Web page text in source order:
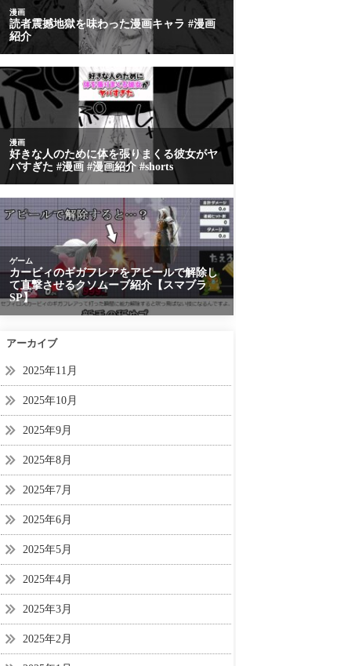
アーカイブ
2025年11月
2025年10月
2025年9月
2025年8月
2025年7月
2025年6月
2025年5月
2025年4月
2025年3月
2025年2月